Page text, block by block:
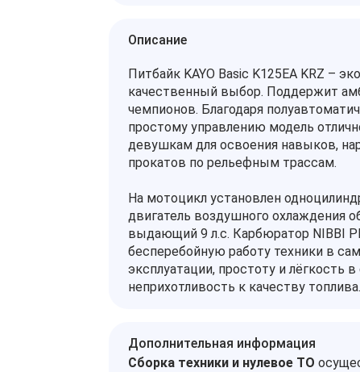
Описание
Питбайк KAYO Basic K125EA KRZ –
качественный выбор. Поддержит
чемпионов. Благодаря
простому управлению модель
девушкам для освоения навыков,
прокатов по рельефным трассам.
На мотоцикл установлен
двигатель воздушного охлаждения
выдающий 9 л.с. Карбюратор NIBBI
бесперебойную работу техники в
эксплуатации, простоту и лёгкость
неприхотливость к качеству топлива.
Дополнительная информация
Сборка техники и нулевое ТО